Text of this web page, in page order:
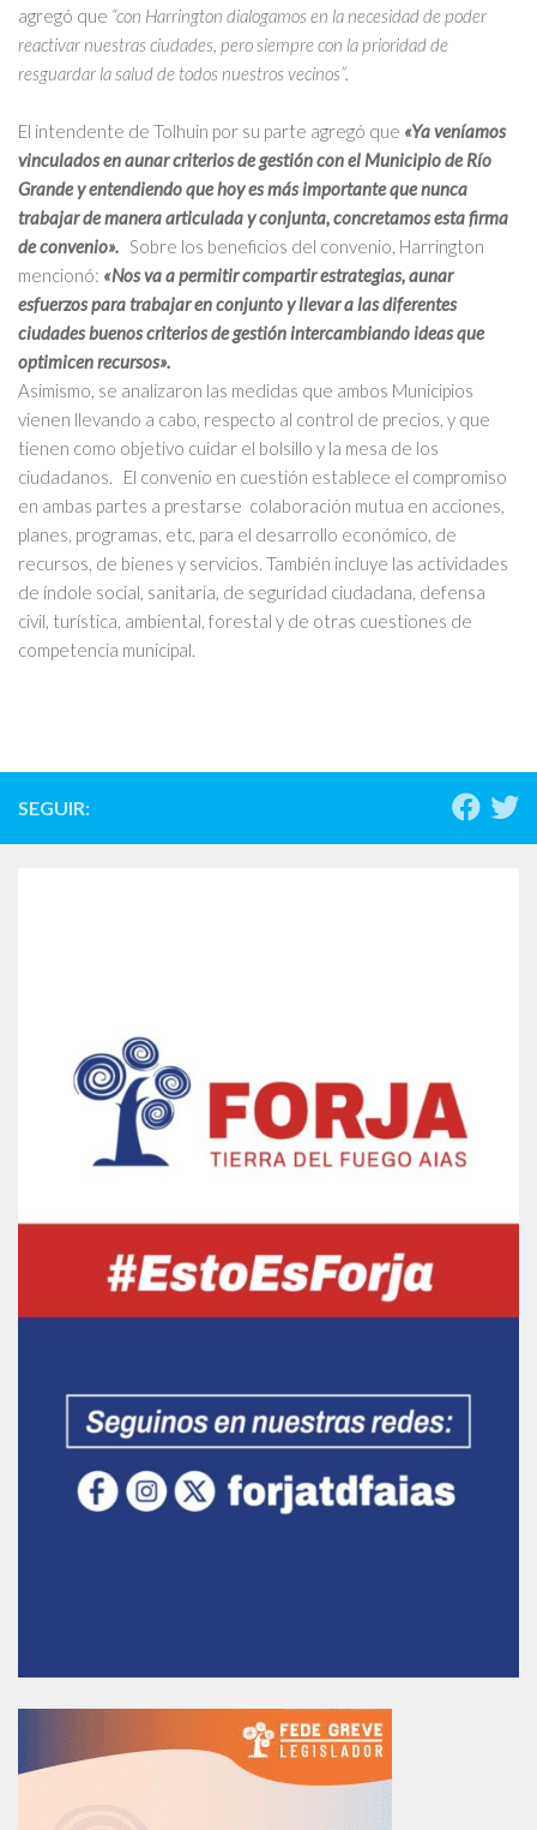
agregó que “con Harrington dialogamos en la necesidad de poder
reactivar nuestras ciudades, pero siempre con la prioridad de
resguardar la salud de todos nuestros vecinos”.
El intendente de Tolhuin por su parte agregó que «Ya veníamos
vinculados en aunar criterios de gestión con el Municipio de Río
Grande y entendiendo que hoy es más importante que nunca
trabajar de manera articulada y conjunta, concretamos esta firma
de convenio». Sobre los beneficios del convenio, Harrington
mencionó: «Nos va a permitir compartir estrategias, aunar
esfuerzos para trabajar en conjunto y llevar a las diferentes
ciudades buenos criterios de gestión intercambiando ideas que
optimicen recursos».
Asimismo, se analizaron las medidas que ambos Municipios
vienen llevando a cabo, respecto al control de precios, y que
tienen como objetivo cuidar el bolsillo y la mesa de los
ciudadanos. El convenio en cuestión establece el compromiso
en ambas partes a prestarse colaboración mutua en acciones,
planes, programas, etc, para el desarrollo económico, de
recursos, de bienes y servicios. También incluye las actividades
de índole social, sanitaria, de seguridad ciudadana, defensa
civil, turística, ambiental, forestal y de otras cuestiones de
competencia municipal.
SEGUIR: